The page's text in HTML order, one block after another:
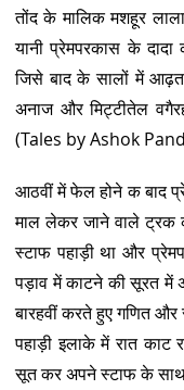
तोंद के मालिक मशहूर
यानी प्रेमपरकास के
जिसे बाद के सालों में
अनाज और मिट्टीतेल
(Tales by Ashok
आठवीं में फेल होने क बाद
माल लेकर जाने वाले ट्रक
स्टाफ पहाड़ी था और
पड़ाव में काटने की सूरत में
बारहवीं करते हुए गणित और
पहाड़ी इलाके में रात काट
सूत कर अपने स्टाफ के साथ